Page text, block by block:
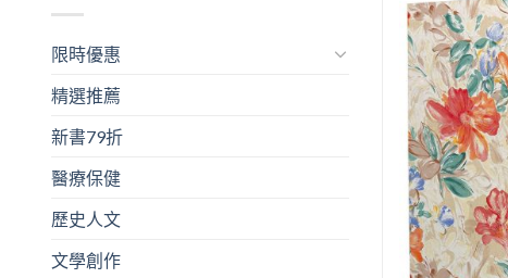
限時優惠
精選推薦
新書79折
醫療保健
歷史人文
文學創作